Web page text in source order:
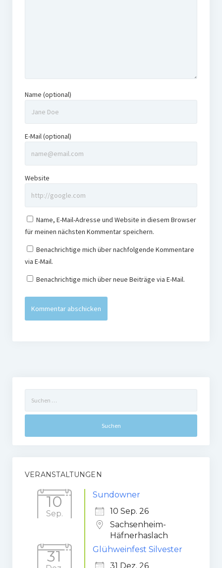
Name (optional)
E-Mail (optional)
Website
Name, E-Mail-Adresse und Website in diesem Browser
für meinen nächsten Kommentar speichern.
Benachrichtige mich über nachfolgende Kommentare
via E-Mail.
Benachrichtige mich über neue Beiträge via E-Mail.
nach:
VERANSTALTUNGEN
10
Sep.
Sundowner
10 Sep. 26
Sachsenheim-
Häfnerhaslach
31
Glühweinfest Silvester
31 Dez. 26